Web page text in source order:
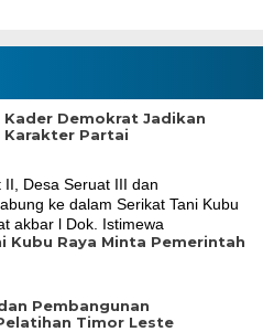
Kader Demokrat Jadikan
Karakter Partai
Kubu Raya Minta Pemerintah
Pembangunan
Timor Leste